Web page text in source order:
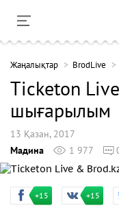
Жаңалықтар BrodLive
Ticketon
шығарылым
13 Қазан, 2017
Мадина
1 977
+15 +15